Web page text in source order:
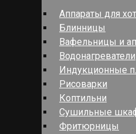
Аппараты для
Блинницы
Вафельницы и
Водонагреватели
Индукционные
Рисоварки
Коптильни
Сушильные
Фритюрницы